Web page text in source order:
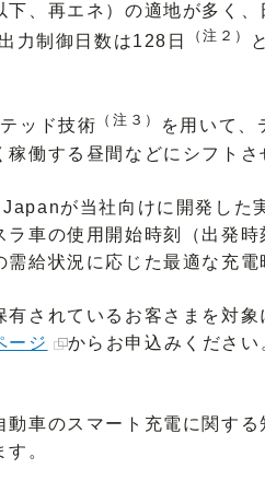
、再エネ）の適地が多く
力制御日数は128日
（注２）
ッド技術 （注３）
を用いて、
働する昼間などにシフト
が当社向けに開発した
車の使用開始時刻（出発
給状況に応じた最適な充電
されているお客さまを対
ージ
からお申込みください
車のスマート充電に関す
。